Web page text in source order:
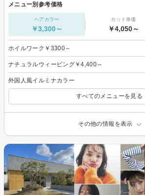
メニュー別参考価格
ヘアカラー
￥3,300～
カット単価
￥4,050～
ホイルワーク￥3300～
ナチュラルウィービング￥4,400～
外国人風イルミナカラー
すべてのメニューを見る
その他の情報を表示